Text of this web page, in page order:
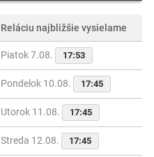
Reláciu najbližšie vysielame
Piatok 7.08. 17:53
Pondelok 10.08. 17:45
Utorok 11.08. 17:45
Streda 12.08. 17:45